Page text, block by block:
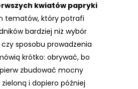
kwiatów papryki
tematów, który potrafi
bardziej niż wybór
sposobu prowadzenia
krótko: obrywać, bo
zbudować mocny
i dopiero później